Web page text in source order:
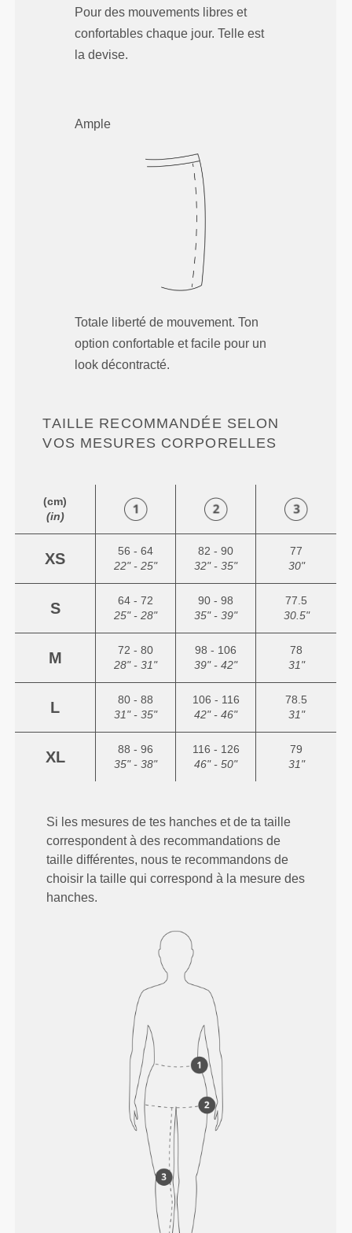
Pour des mouvements libres et
confortables chaque jour. Telle est
la devise.
Ample
Totale liberté de mouvement. Ton
option confortable et facile pour un
look décontracté.
TAILLE RECOMMANDÉE SELON
VOS MESURES CORPORELLES
(cm)
(in)
XS
56 - 64
22" - 25"
82 - 90
32" - 35"
77
30"
S
64 - 72
25" - 28"
90 - 98
35" - 39"
77.5
30.5"
M
72 - 80
28" - 31"
98 - 106
39" - 42"
78
31"
L
80 - 88
31" - 35"
106 - 116
42" - 46"
78.5
31"
XL
88 - 96
35" - 38"
116 - 126
46" - 50"
79
31"
Si les mesures de tes hanches et de ta taille
correspondent à des recommandations de
taille différentes, nous te recommandons de
choisir la taille qui correspond à la mesure des
hanches.